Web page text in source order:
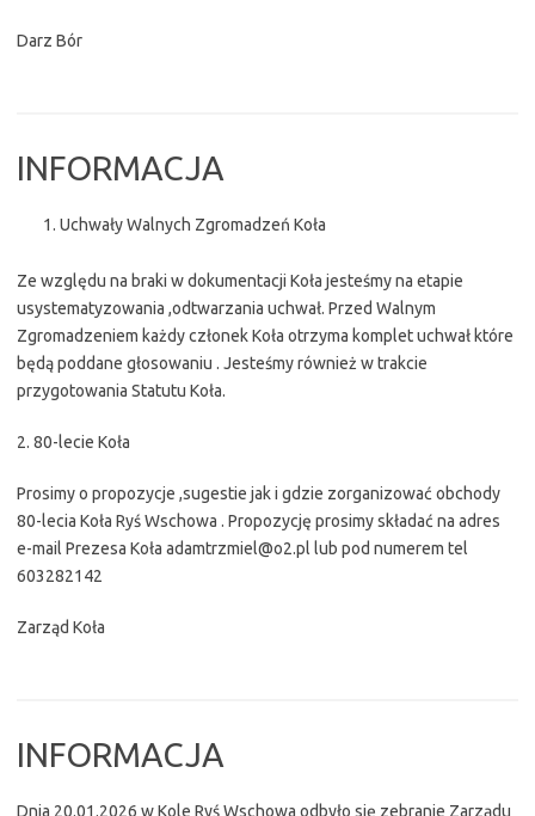
Darz Bór
INFORMACJA
Uchwały Walnych Zgromadzeń Koła
Ze względu na braki w dokumentacji Koła jesteśmy na etapie
usystematyzowania ,odtwarzania uchwał. Przed Walnym
Zgromadzeniem każdy członek Koła otrzyma komplet uchwał które
będą poddane głosowaniu . Jesteśmy również w trakcie
przygotowania Statutu Koła.
2. 80-lecie Koła
Prosimy o propozycje ,sugestie jak i gdzie zorganizować obchody
80-lecia Koła Ryś Wschowa . Propozycję prosimy składać na adres
e-mail Prezesa Koła adamtrzmiel@o2.pl lub pod numerem tel
603282142
Zarząd Koła
INFORMACJA
Dnia 20.01.2026 w Kole Ryś Wschowa odbyło się zebranie Zarządu